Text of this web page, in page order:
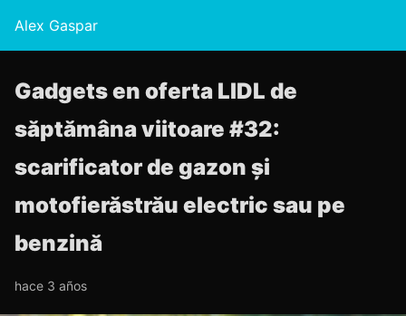
Alex Gaspar
Gadgets en oferta LIDL de
săptămâna viitoare #32:
scarificator de gazon și
motofierăstrău electric sau pe
benzină
hace 3 años